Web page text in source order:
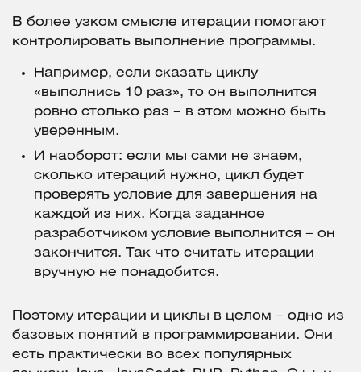
В более узком смысле итерации помогают
контролировать выполнение программы.
Например, если сказать циклу
«выполнись 10 раз», то он выполнится
ровно столько раз – в этом можно быть
уверенным.
И наоборот: если мы сами не знаем,
сколько итераций нужно, цикл будет
проверять условие для завершения на
каждой из них. Когда заданное
разработчиком условие выполнится – он
закончится. Так что считать итерации
вручную не понадобится.
Поэтому итерации и циклы в целом – одно из
базовых понятий в программировании. Они
есть практически во всех популярных